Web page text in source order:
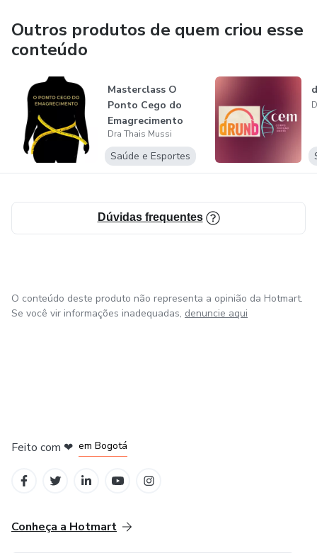
Outros produtos de quem criou esse
conteúdo
Masterclass O
Ponto Cego do
Emagrecimento
Dra Thais Mussi
Saúde e Esportes
Dúvidas frequentes
O conteúdo deste produto não representa a opinião da Hotmart.
Se você vir informações inadequadas, denuncie aqui
Feito com ❤ em Bogotá
Conheça a Hotmart